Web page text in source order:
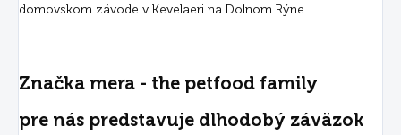
domovskom závode v Kevelaeri na Dolnom Rýne.
Značka mera - the petfood family
pre nás predstavuje dlhodobý záväzok